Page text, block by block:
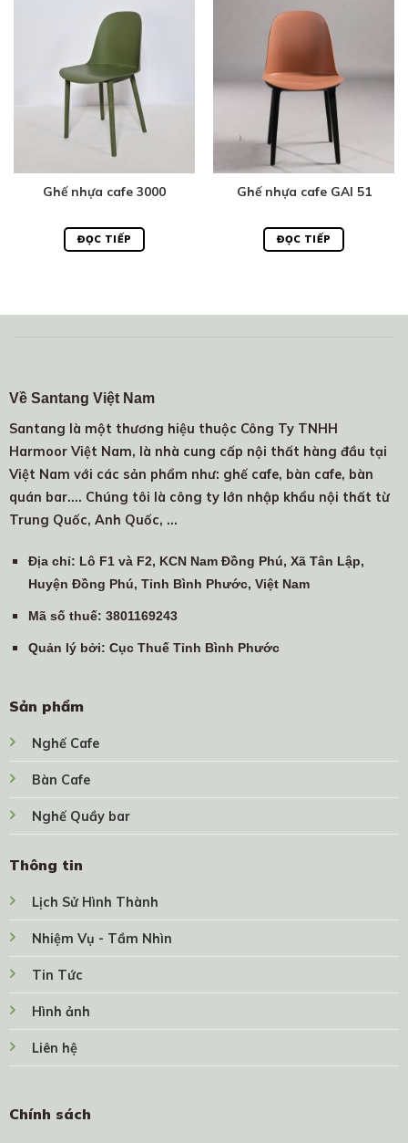
Ghế nhựa cafe 3000
ĐỌC TIẾP
Ghế nhựa cafe GAI 51
ĐỌC TIẾP
Về Santang Việt Nam
Santang là một thương hiệu thuộc Công Ty TNHH
Harmoor Việt Nam, là nhà cung cấp nội thất hàng đầu tại
Việt Nam với các sản phẩm như: ghế cafe, bàn cafe, bàn
quán bar.... Chúng tôi là công ty lớn nhập khẩu nội thất từ
Trung Quốc, Anh Quốc, …
Địa chỉ: Lô F1 và F2, KCN Nam Đồng Phú, Xã Tân Lập,
Huyện Đồng Phú, Tỉnh Bình Phước, Việt Nam
Mã số thuế: 3801169243
Quản lý bởi: Cục Thuế Tỉnh Bình Phước
Sản phẩm
Nghế Cafe
Bàn Cafe
Nghế Quầy bar
Thông tin
Lịch Sử Hình Thành
Nhiệm Vụ - Tầm Nhìn
Tin Tức
Hình ảnh
Liên hệ
Chính sách